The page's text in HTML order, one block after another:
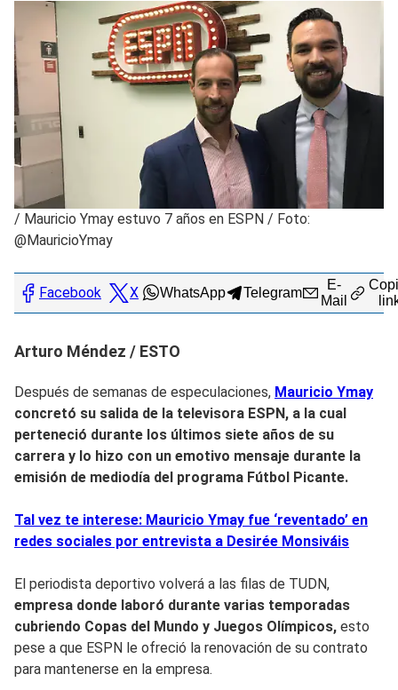
/ Mauricio Ymay estuvo 7 años en ESPN / Foto:
@MauricioYmay
Facebook X WhatsApp Telegram
E-
Mail
Arturo Méndez / ESTO
Después de semanas de especulaciones, Mauricio Ymay
concretó su salida de la televisora ESPN, a la cual
perteneció durante los últimos siete años de su
carrera y lo hizo con un emotivo mensaje durante la
emisión de mediodía del programa Fútbol Picante.
Tal vez te interese: Mauricio Ymay fue ‘reventado’ en
redes sociales por entrevista a Desirée Monsiváis
El periodista deportivo volverá a las filas de TUDN,
empresa donde laboró durante varias temporadas
cubriendo Copas del Mundo y Juegos Olímpicos, esto
pese a que ESPN le ofreció la renovación de su contrato
para mantenerse en la empresa.